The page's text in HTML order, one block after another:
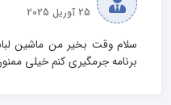
25 آوریل 2025
برنامه جرمگیری کنم خیلی